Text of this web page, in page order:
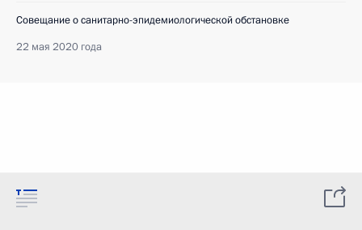
Совещание о санитарно-эпидемиологической обстановке
22 мая 2020 года